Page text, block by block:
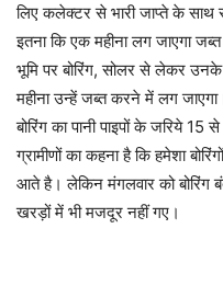
लिए कलेक्टर से भारी जाप्ते के साथ
इतना कि एक महीना लग जाएगा
भूमि पर बोरिंग, सोलर से लेकर उनके
महीना उन्हें जब्त करने में लग
बोरिंग का पानी पाइ‌पों के जरिये
ग्रामीणों का कहना है कि हमेशा
आते है। लेकिन मंगलवार को बोरिंग
खरड़ों में भी मजदूर नहीं गए।